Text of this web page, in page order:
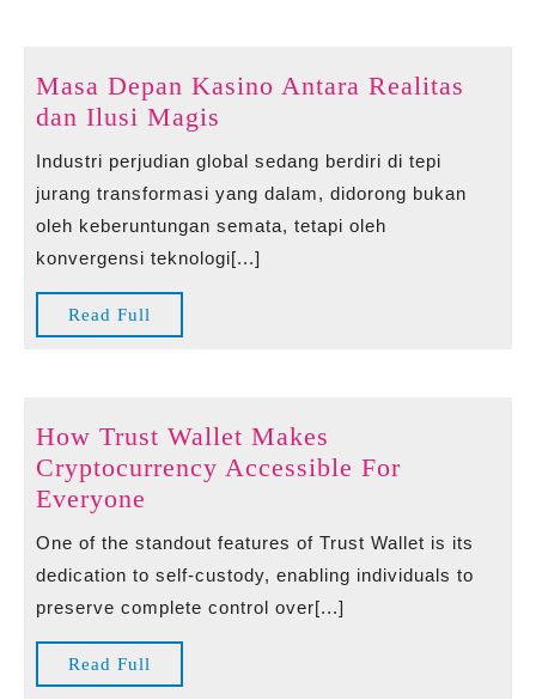
Ein
Echtes
Aussehen
Und
Stärkeres
Selbstvertrauen
Im
Täglichen
Masa Depan Kasino Antara Realitas
dan Ilusi Magis
Depan
Kasino
Antara
Realitas
dan
Industri perjudian global sedang berdiri di tepi
jurang transformasi yang dalam, didorong bukan
oleh keberuntungan semata, tetapi oleh
konvergensi teknologi[...]
Read Full
Full
How Trust Wallet Makes
Cryptocurrency Accessible For
Everyone
Trust
Wallet
Makes
Cryptocurrency
Accessible
For
One of the standout features of Trust Wallet is its
dedication to self-custody, enabling individuals to
preserve complete control over[...]
Read Full
Full